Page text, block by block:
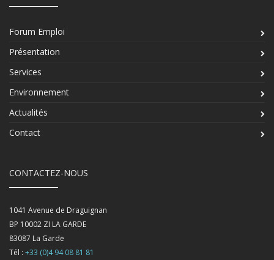
Forum Emploi
Présentation
Services
Environnement
Actualités
Contact
CONTACTEZ-NOUS
1041 Avenue de Draguignan
BP 10002 ZI LA GARDE
83087 La Garde
Tél : +33 (0)4 94 08 81 81